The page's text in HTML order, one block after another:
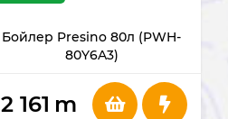
Бойлер Presino 80л (PWH-
80Y6A3)
2 161 m